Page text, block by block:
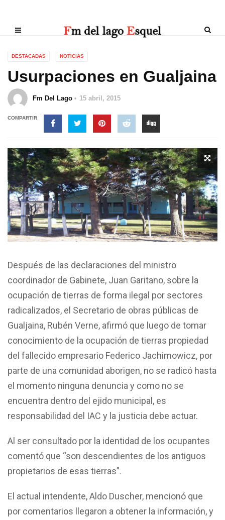
DESTACADAS NOTICIAS
Usurpaciones en Gualjaina
Fm Del Lago 15 abril, 2015
COMPARTIR
Después de las declaraciones del ministro
coordinador de Gabinete, Juan Garitano, sobre la
ocupación de tierras de forma ilegal por sectores
radicalizados, el Secretario de obras públicas de
Gualjaina, Rubén Verne, afirmó que luego de tomar
conocimiento de la ocupación de tierras propiedad
del fallecido empresario Federico Jachimowicz, por
parte de una comunidad aborigen, no se radicó hasta
el momento ninguna denuncia y como no se
encuentra dentro del ejido municipal, es
responsabilidad del IAC y la justicia debe actuar.
Al ser consultado por la identidad de los ocupantes
comentó que “son descendientes de los antiguos
propietarios de esas tierras”.
El actual intendente, Aldo Duscher, mencionó que
por comentarios llegaron a obtener la información, y